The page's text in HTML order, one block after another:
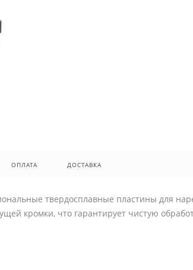
ОПЛАТА ДОСТАВКА
твердосплавные пластины для
кромки, что гарантирует чистую